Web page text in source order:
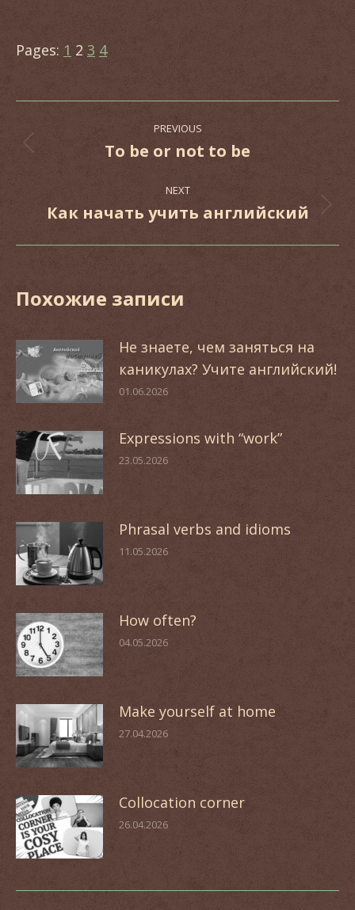
Pages: 1 2 3 4
navigation
PREVIOUS
Previous
To be or not to be
NEXT
Next
Как начать учить английский
Похожие записи
Не знаете, чем заняться на
каникулах? Учите английский!
01.06.2026
Expressions with “work”
23.05.2026
Phrasal verbs and idioms
11.05.2026
How often?
04.05.2026
Make yourself at home
27.04.2026
Collocation corner
26.04.2026